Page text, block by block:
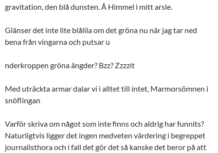
gravitation, den blå dunsten. Å Himmel i mitt arsle.
Glänser det inte lite blålila om det gröna nu när jag tar ned
bena från vingarna och putsar u
nderkroppen gröna ängder? Bzz? Zzzzit
Med uträckta armar dalar vi i alltet till intet, Marmorsömnen i
snöflingan
Varför skriva om något som inte finns och aldrig har funnits?
Naturligtvis ligger det ingen medveten värdering i begreppet
journalisthora och i fall det gör det så kanske det beror på att